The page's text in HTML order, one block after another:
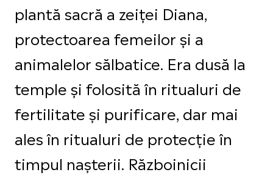
plantă sacră a zeiței Diana,
protectoarea femeilor și a
animalelor sălbatice. Era dusă la
temple și folosită în ritualuri de
fertilitate și purificare, dar mai
ales în ritualuri de protecție în
timpul nașterii. Războinicii